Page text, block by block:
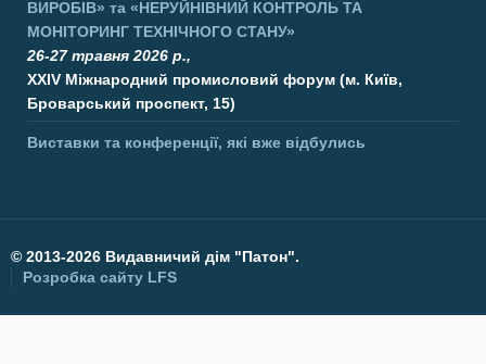
ВИРОБІВ» та «НЕРУЙНІВНИЙ КОНТРОЛЬ ТА
МОНІТОРИНГ ТЕХНІЧНОГО СТАНУ»
26-27 травня 2026 р.,
XXIV Міжнародний промисловий форум (м. Київ,
Броварський проспект, 15)
Виставки та конференції, які вже відбулись
© 2013-2026 Видавничий дім "Патон".
Розробка сайту LFS